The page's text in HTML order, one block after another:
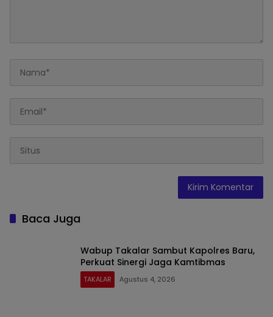
Baca Juga
Wabup Takalar Sambut Kapolres Baru,
Perkuat Sinergi Jaga Kamtibmas
TAKALAR Agustus 4, 2026